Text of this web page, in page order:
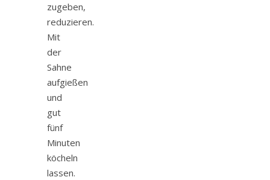
zugeben,
reduzieren.
Mit
der
Sahne
aufgießen
und
gut
fünf
Minuten
köcheln
lassen.